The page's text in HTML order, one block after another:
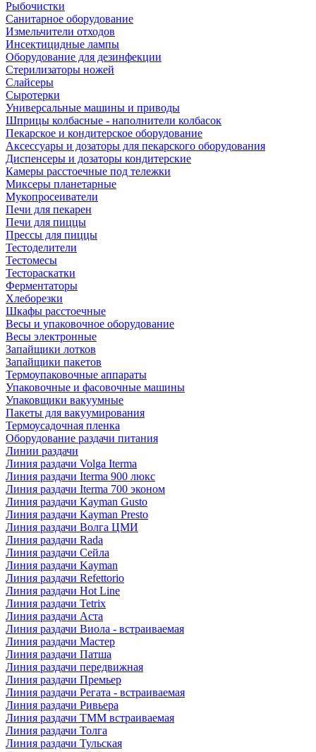
Рыбочистки
Санитарное оборудование
Измельчители отходов
Инсектицидные лампы
Оборудование для дезинфекции
Стерилизаторы ножей
Слайсеры
Сыротерки
Универсальные машины и приводы
Шприцы колбасные - наполнители колбасок
Пекарское и кондитерское оборудование
Аксессуары и дозаторы для пекарского оборудования
Диспенсеры и дозаторы кондитерские
Камеры расстоечные под тележки
Миксеры планетарные
Мукопросеиватели
Печи для пекарен
Печи для пиццы
Прессы для пиццы
Тестоделители
Тестомесы
Тестораскатки
Ферментаторы
Хлеборезки
Шкафы расстоечные
Весы и упаковочное оборудование
Весы электронные
Запайщики лотков
Запайщики пакетов
Термоупаковочные аппараты
Упаковочные и фасовочные машины
Упаковщики вакуумные
Пакеты для вакуумирования
Термоусадочная пленка
Оборудование раздачи питания
Линии раздачи
Линия раздачи Volga Iterma
Линия раздачи Iterma 900 люкс
Линия раздачи Iterma 700 эконом
Линия раздачи Kayman Gusto
Линия раздачи Kayman Presto
Линия раздачи Волга ЦМИ
Линия раздачи Rada
Линия раздачи Сейла
Линия раздачи Kayman
Линия раздачи Refettorio
Линия раздачи Hot Line
Линия раздачи Tetrix
Линия раздачи Аста
Линия раздачи Виола - встраиваемая
Линия раздачи Мастер
Линия раздачи Патша
Линия раздачи передвижная
Линия раздачи Премьер
Линия раздачи Регата - встраиваемая
Линия раздачи Ривьера
Линия раздачи ТММ встраиваемая
Линия раздачи Толга
Линия раздачи Тульская